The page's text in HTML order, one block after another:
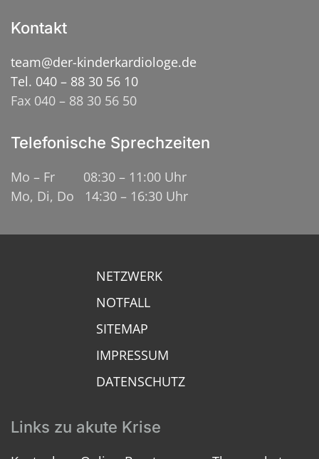
Kontakt
team@der-kinderkardiologe.de
Tel. 040 – 88 30 56 10
Fax 040 – 88 30 56 50
Telefonische Sprechzeiten
Mo – Fr 08:30 – 11:00 Uhr
Mo, Di, Do 14:30 – 16:30 Uhr
NETZWERK
NOTFALL
SITEMAP
IMPRESSUM
DATENSCHUTZ
Links zu akute Krise